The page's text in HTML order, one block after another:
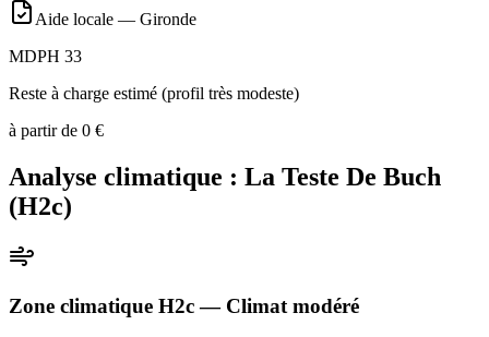
Aide locale — Gironde
MDPH 33
Reste à charge estimé (profil très modeste)
à partir de 0 €
Analyse climatique : La Teste De Buch
(H2c)
Zone climatique H2c— Climat modéré